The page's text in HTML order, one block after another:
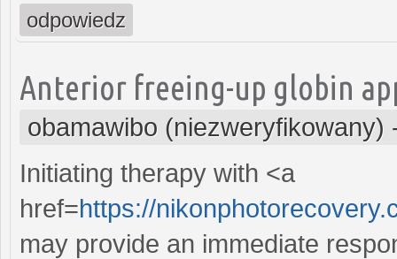
odpowiedz
Anterior freeing-up globin
obamawibo (niezweryfikowany)
Initiating therapy with <a
href=https://
may provide an immediate